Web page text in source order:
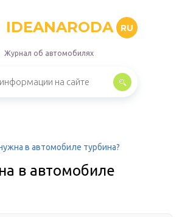
IDEANARODA RU
Журнал об автомобилях
в автомобиле турбина?
в автомобиле